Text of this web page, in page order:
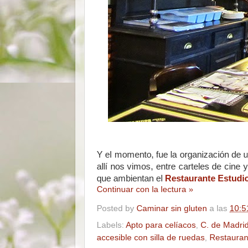
Y el momento, fue la organización de
allí nos vimos, entre carteles de cine
que ambientan el
Restaurante
Continuar con la lectura »
Posted by Caminar sin gluten a las
Labels: Apto para celíacos C. de Madrid
accesible con silla de ruedas